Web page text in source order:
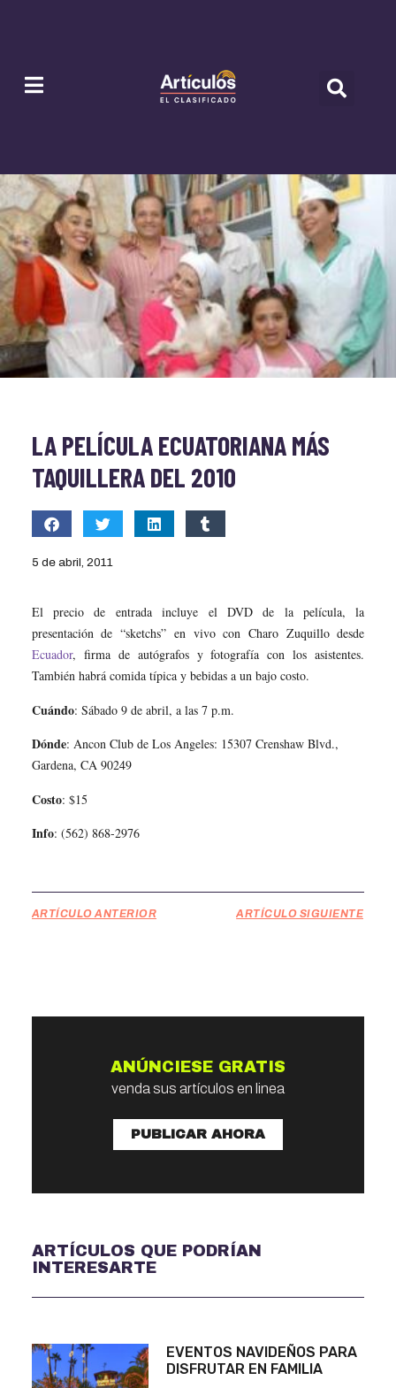
LA PELÍCULA ECUATORIANA MÁS
TAQUILLERA DEL 2010
5 de abril, 2011
El precio de entrada incluye el DVD de la película, la
presentación de “sketchs” en vivo con Charo Zuquillo desde
Ecuador, firma de autógrafos y fotografía con los asistentes.
También habrá comida típica y bebidas a un bajo costo.
Cuándo: Sábado 9 de abril, a las 7 p.m.
Dónde: Ancon Club de Los Angeles: 15307 Crenshaw Blvd.,
Gardena, CA 90249
Costo: $15
Info: (562) 868-2976
ARTÍCULO ANTERIOR ARTÍCULO SIGUIENTE
ANÚNCIESE GRATIS
venda sus artículos en linea
PUBLICAR AHORA
ARTÍCULOS QUE PODRÍAN
INTERESARTE
EVENTOS NAVIDEÑOS PARA
DISFRUTAR EN FAMILIA